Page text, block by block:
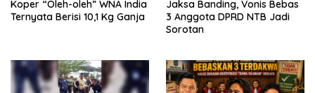
Koper “Oleh-oleh” WNA India
Ternyata Berisi 10,1 Kg Ganja
Jaksa Banding, Vonis Bebas
3 Anggota DPRD NTB Jadi
Sorotan